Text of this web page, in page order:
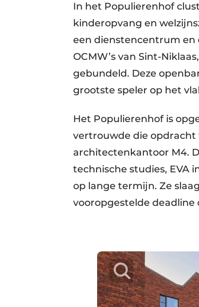
In het Populierenhof
kinderopvang en
een dienstencentrum en
OCMW’s van Sint-
gebundeld. Deze
grootste speler op het
Het Populierenhof is
vertrouwde die opdracht
architectenkantoor M4.
technische studies, EVA
op lange termijn. Ze
vooropgestelde deadline